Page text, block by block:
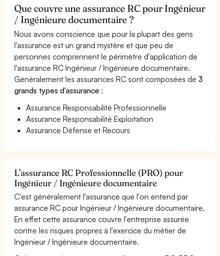
Que couvre une assurance RC pour Ingénieur
/ Ingénieure documentaire ?
Nous avons conscience que pour la plupart des gens
l'assurance est un grand mystère et que peu de
personnes comprennent le périmètre d'application de
l'assurance RC Ingénieur / Ingénieure documentaire.
Généralement les assurances RC sont composées de3
grands types d'assurance :
Assurance Responsabilité Professionnelle
Assurance Responsabilité Exploitation
Assurance Défense et Recours
L'assurance RC Professionnelle (PRO) pour
Ingénieur / Ingénieure documentaire
C'est généralement l'assurance que l'on entend par
assurance RC pour Ingénieur / Ingénieure documentaire.
En effet cette assurance couvre l'entreprise assurée
contre les risques propres à l'exercice du métier de
Ingénieur / Ingénieure documentaire.